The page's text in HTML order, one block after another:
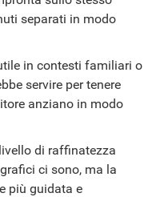
separati in modo
in contesti familiari o
servire per tenere
anziano in modo
di raffinatezza
ci sono, ma la
più guidata e